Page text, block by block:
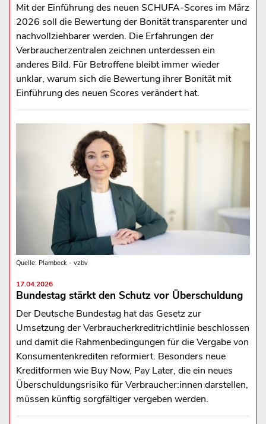
Mit der Einführung des neuen SCHUFA-Scores im März
2026 soll die Bewertung der Bonität transparenter und
nachvollziehbarer werden. Die Erfahrungen der
Verbraucherzentralen zeichnen unterdessen ein
anderes Bild. Für Betroffene bleibt immer wieder
unklar, warum sich die Bewertung ihrer Bonität mit
Einführung des neuen Scores verändert hat.
Quelle: Plambeck - vzbv
17.04.2026
Bundestag stärkt den Schutz vor Überschuldung
Der Deutsche Bundestag hat das Gesetz zur
Umsetzung der Verbraucherkreditrichtlinie beschlossen
und damit die Rahmenbedingungen für die Vergabe von
Konsumentenkrediten reformiert. Besonders neue
Kreditformen wie Buy Now, Pay Later, die ein neues
Überschuldungsrisiko für Verbraucher:innen darstellen,
müssen künftig sorgfältiger vergeben werden.